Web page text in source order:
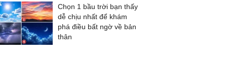
Chọn 1 bầu trời bạn thấy
dễ chịu nhất để khám
phá điều bất ngờ về bản
thân